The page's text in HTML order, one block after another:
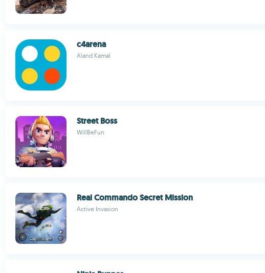
c4arena
Aland Kamal
Street Boss
WillBeFun
Real Commando Secret Mission
Active Invasion